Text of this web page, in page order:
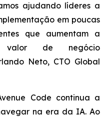
ajudando líderes a
em poucas
que aumentam a
de negócio
Neto, CTO Global
Code continua a
na era da IA. Ao